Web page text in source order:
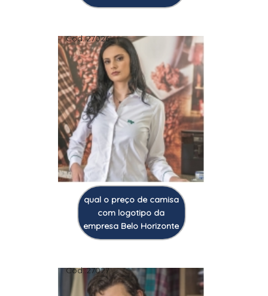
Cod.:27026
qual o preço de camisa
com logotipo da
empresa Belo Horizonte
Cod.:27027